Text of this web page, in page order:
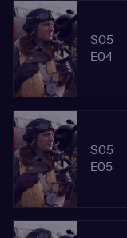
S05
E04
S05
E05